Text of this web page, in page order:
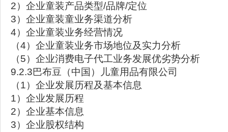
2）企业童装产品类型/品牌/定位
3）企业童装童业务渠道分析
4）企业童装业务经营情况
（4）企业童装业务市场地位及实力分析
（5）企业消费电子代工业务发展优劣势分析
9.2.3巴布豆（中国）儿童用品有限公司
（1）企业发展历程及基本信息
1）企业发展历程
2）企业基本信息
3）企业股权结构